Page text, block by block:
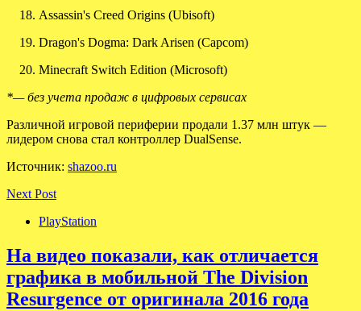
Assassin's Creed Origins (Ubisoft)
Dragon's Dogma: Dark Arisen (Capcom)
Minecraft Switch Edition (Microsoft)
*— без учета продаж в цифровых сервисах
Различной игровой периферии продали 1.37 млн штук —
лидером снова стал контроллер DualSense.
Источник: shazoo.ru
Next Post
PlayStation
На видео показали, как отличается
графика в мобильной The Division
Resurgence от оригинала 2016 года